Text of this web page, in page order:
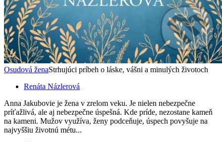
Osudová ženaStrhujúci príbeh o láske, vášni a minulých životoch
Renáta Názlerová
Anna Jakubovie je žena v zrelom veku. Je nielen nebezpečne
príťažlivá, ale aj nebezpečne úspešná. Kde príde, nezostane kameň
na kameni. Mužov využíva, ženy podceňuje, úspech povyšuje na
najvyššiu životnú métu...